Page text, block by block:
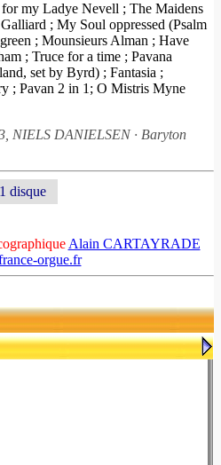
my Ladye Nevell ; The Maidens
; My Soul oppressed (Psalm
; Mounsieurs Alman ; Have
; Truce for a time ; Pavana
set by Byrd) ; Fantasia ;
; Pavan 2 in 1; O Mistris Myne
NIELS DANIELSEN · Baryton
1 disque
Alain CARTAYRADE
orgue.fr